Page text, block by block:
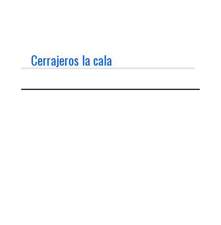
Cerrajeros la cala